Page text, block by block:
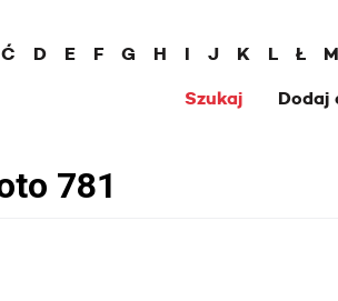
Ć D E F G H I J K L Ł M
Szukaj
Dodaj